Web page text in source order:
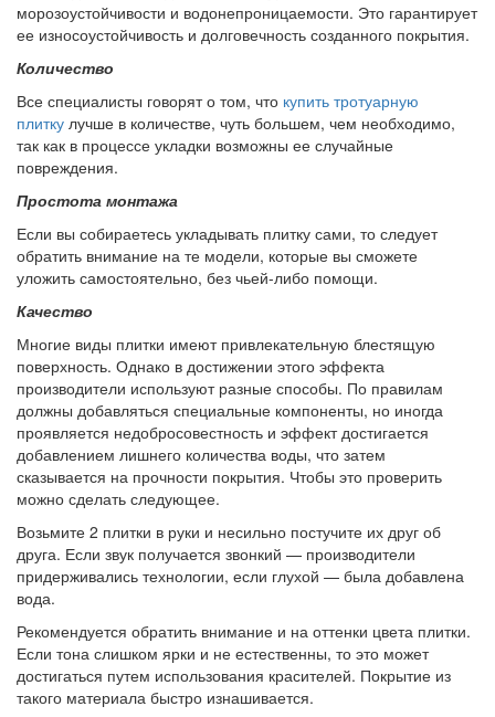
морозоустойчивости и водонепроницаемости. Это гарантирует
ее износоустойчивость и долговечность созданного покрытия.
Количество
Все специалисты говорят о том, что купить тротуарную
плитку лучше в количестве, чуть большем, чем необходимо,
так как в процессе укладки возможны ее случайные
повреждения.
Простота монтажа
Если вы собираетесь укладывать плитку сами, то следует
обратить внимание на те модели, которые вы сможете
уложить самостоятельно, без чьей-либо помощи.
Качество
Многие виды плитки имеют привлекательную блестящую
поверхность. Однако в достижении этого эффекта
производители используют разные способы. По правилам
должны добавляться специальные компоненты, но иногда
проявляется недобросовестность и эффект достигается
добавлением лишнего количества воды, что затем
сказывается на прочности покрытия. Чтобы это проверить
можно сделать следующее.
Возьмите 2 плитки в руки и несильно постучите их друг об
друга. Если звук получается звонкий — производители
придерживались технологии, если глухой — была добавлена
вода.
Рекомендуется обратить внимание и на оттенки цвета плитки.
Если тона слишком ярки и не естественны, то это может
достигаться путем использования красителей. Покрытие из
такого материала быстро изнашивается.